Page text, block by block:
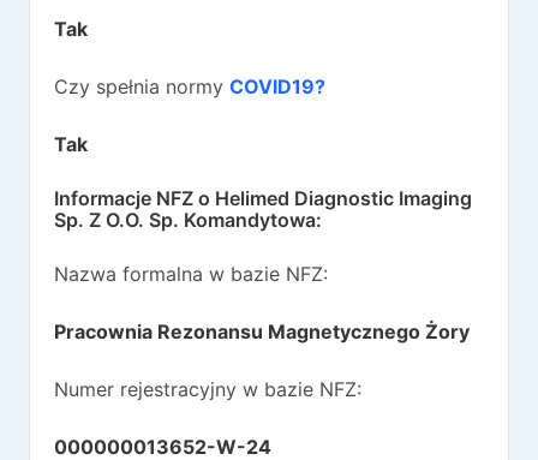
Tak
Czy spełnia normy COVID19?
Tak
Informacje NFZ o Helimed Diagnostic Imaging
Sp. Z O.O. Sp. Komandytowa:
Nazwa formalna w bazie NFZ:
Pracownia Rezonansu Magnetycznego Żory
Numer rejestracyjny w bazie NFZ:
000000013652-W-24